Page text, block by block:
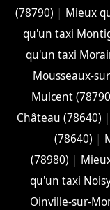
(78790) | Mieux
qu'un taxi
qu'un taxi
Mousseaux-
Mulcent
Château (78640) |
(78640) |
(78980) |
qu'un taxi
Oinville-sur-